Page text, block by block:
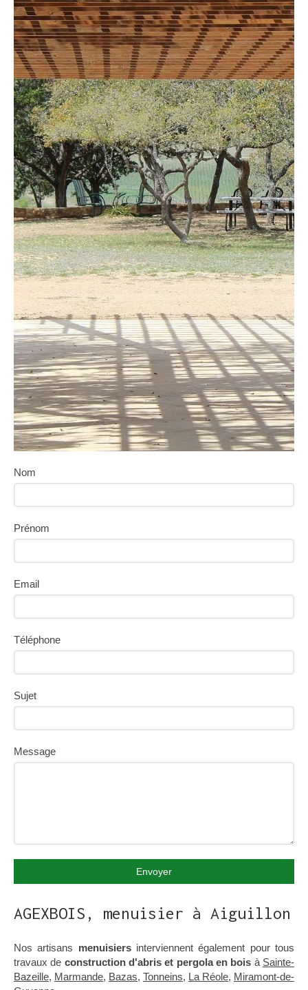
Nom
Prénom
Email
Téléphone
Sujet
Message
Envoyer
AGEXBOIS, menuisier à Aiguillon
Nos artisans menuisiersinterviennent également pour tous
travaux de construction d'abris et pergola en bois à Sainte-
Bazeille, Marmande, Bazas, Tonneins, La Réole, Miramont-de-